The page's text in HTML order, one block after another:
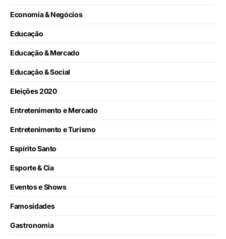
Economia & Negócios
Educação
Educação & Mercado
Educação & Social
Eleições 2020
Entretenimento e Mercado
Entretenimento e Turismo
Espírito Santo
Esporte & Cia
Eventos e Shows
Famosidades
Gastronomia